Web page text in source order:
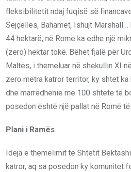
fleksibilitetit ndaj fuqisë së
Sejçelles, Bahamet, Ishujt
44 hektarë, në Romë ka edhe një
(zero) hektar tokë. Bëhet fjalë për
Maltës, i themeluar në shekullin XI
zero metra katror territor, ky shtet
dhe marrëdhënie me 100 shtete të
posedon është një pallat në Romë
Plani i Ramës
Ideja e themelimit të Shtetit
katror, aq sa posedon ky komunitet